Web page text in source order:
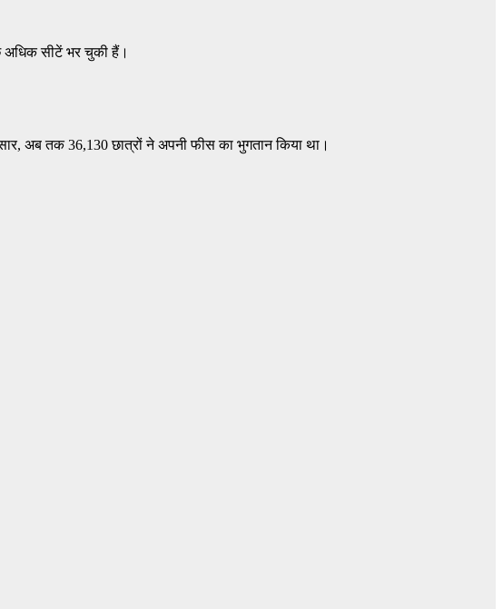
अधिक सीटें भर चुकी हैं।
अब तक 36,130 छात्रों ने अपनी फीस का भुगतान किया था।